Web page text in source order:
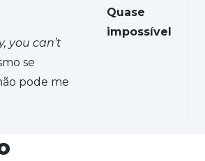
you can’t
se
pode me
Quase
impossível